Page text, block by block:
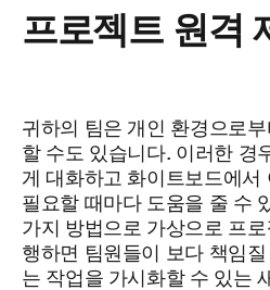
프로젝트 원격
귀하의 팀은 개인 환경으로
할 수도 있습니다. 이러한 경
게 대화하고 화이트보드에서
필요할 때마다 도움을 줄 수
가지 방법으로 가상으로 프
행하면 팀원들이 보다 책임
는 작업을 가시화할 수 있는